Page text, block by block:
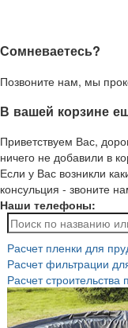
Сомневаетесь?
Позвоните нам, мы
В вашей корзине
Приветствуем Вас,
ничего не добавили в
Если у Вас возникли
консульция - звоните
Наши телефоны:
Расчет пленки для
Расчет фильтрации
Расчет строительства